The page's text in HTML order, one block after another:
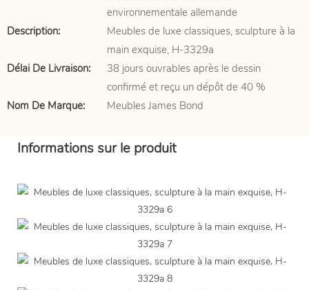
environnementale allemande
Description:
Meubles de luxe classiques, sculpture à la
main exquise, H-3329a
Délai De Livraison:
38 jours ouvrables après le dessin
confirmé et reçu un dépôt de 40 %
Nom De Marque:
Meubles James Bond
Informations sur le produit